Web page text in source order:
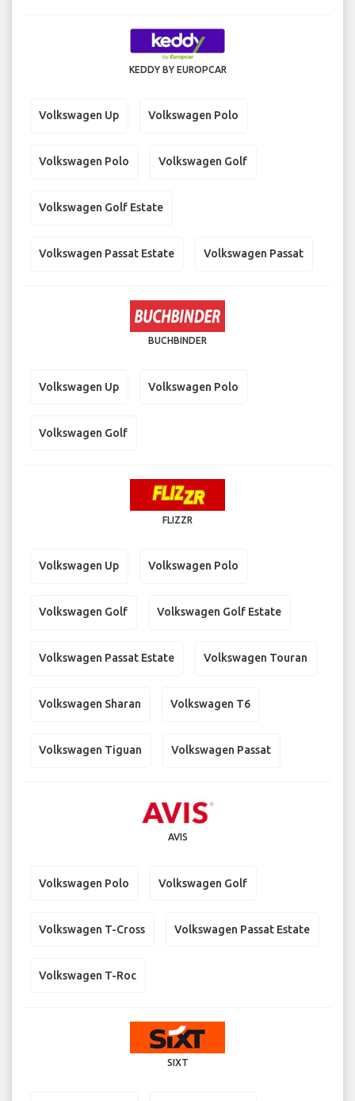
KEDDY BY EUROPCAR
Volkswagen Up Volkswagen Polo
Volkswagen Polo Volkswagen Golf
Volkswagen Golf Estate
Volkswagen Passat Estate Volkswagen Passat
BUCHBINDER
Volkswagen Up Volkswagen Polo
Volkswagen Golf
FLIZZR
Volkswagen Up Volkswagen Polo
Volkswagen Golf Volkswagen Golf Estate
Volkswagen Passat Estate Volkswagen Touran
Volkswagen Sharan Volkswagen T6
Volkswagen Tiguan Volkswagen Passat
AVIS
Volkswagen Polo Volkswagen Golf
Volkswagen T-Cross Volkswagen Passat Estate
Volkswagen T-Roc
SIXT